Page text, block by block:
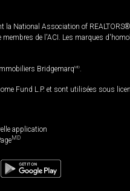
National Association of
de l'ACI. Les marques
BridgemarqMD
Fund L.P. et sont utilisées sous
application
MD